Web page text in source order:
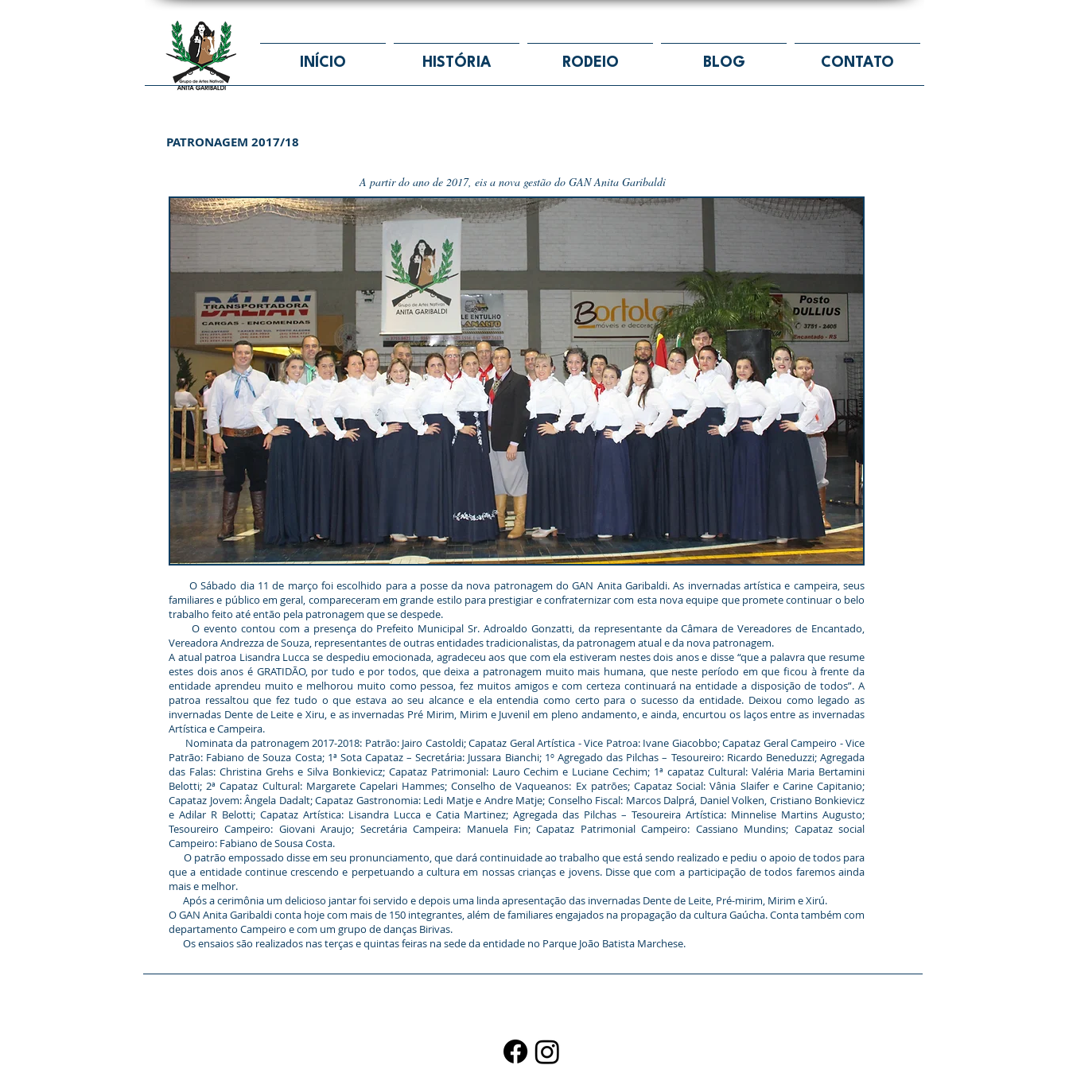
INÍCIO HISTÓRIA RODEIO BLOG CONTATO
PATRONAGEM 2017/18
A partir do ano de 2017, eis a nova gestão do GAN Anita Garibaldi
O Sábado dia 11 de março foi escolhido para a posse da nova patronagem do GAN Anita Garibaldi. As invernadas artística e campeira, seus
familiares e público em geral, compareceram em grande estilo para prestigiar e confraternizar com esta nova equipe que promete continuar o belo
trabalho feito até então pela patronagem que se despede.
O evento contou com a presença do Prefeito Municipal Sr. Adroaldo Gonzatti, da representante da Câmara de Vereadores de Encantado,
Vereadora Andrezza de Souza, representantes de outras entidades tradicionalistas, da patronagem atual e da nova patronagem.
A atual patroa Lisandra Lucca se despediu emocionada, agradeceu aos que com ela estiveram nestes dois anos e disse “que a palavra que resume
estes dois anos é GRATIDÃO, por tudo e por todos, que deixa a patronagem muito mais humana, que neste período em que ficou à frente da
entidade aprendeu muito e melhorou muito como pessoa, fez muitos amigos e com certeza continuará na entidade a disposição de todos”. A
patroa ressaltou que fez tudo o que estava ao seu alcance e ela entendia como certo para o sucesso da entidade. Deixou como legado as
invernadas Dente de Leite e Xiru, e as invernadas Pré Mirim, Mirim e Juvenil em pleno andamento, e ainda, encurtou os laços entre as invernadas
Artística e Campeira.
Nominata da patronagem 2017-2018: Patrão: Jairo Castoldi; Capataz Geral Artística - Vice Patroa: Ivane Giacobbo; Capataz Geral Campeiro - Vice
Patrão: Fabiano de Souza Costa; 1ª Sota Capataz – Secretária: Jussara Bianchi; 1º Agregado das Pilchas – Tesoureiro: Ricardo Beneduzzi; Agregada
das Falas: Christina Grehs e Silva Bonkievicz; Capataz Patrimonial: Lauro Cechim e Luciane Cechim; 1ª capataz Cultural: Valéria Maria Bertamini
Belotti; 2ª Capataz Cultural: Margarete Capelari Hammes; Conselho de Vaqueanos: Ex patrões; Capataz Social: Vânia Slaifer e Carine Capitanio;
Capataz Jovem: Ângela Dadalt; Capataz Gastronomia: Ledi Matje e Andre Matje; Conselho Fiscal: Marcos Dalprá, Daniel Volken, Cristiano Bonkievicz
e Adilar R Belotti; Capataz Artística: Lisandra Lucca e Catia Martinez; Agregada das Pilchas – Tesoureira Artística: Minnelise Martins Augusto;
Tesoureiro Campeiro: Giovani Araujo; Secretária Campeira: Manuela Fin; Capataz Patrimonial Campeiro: Cassiano Mundins; Capataz social
Campeiro: Fabiano de Sousa Costa.
O patrão empossado disse em seu pronunciamento, que dará continuidade ao trabalho que está sendo realizado e pediu o apoio de todos para
que a entidade continue crescendo e perpetuando a cultura em nossas crianças e jovens. Disse que com a participação de todos faremos ainda
mais e melhor.
Após a cerimônia um delicioso jantar foi servido e depois uma linda apresentação das invernadas Dente de Leite, Pré-mirim, Mirim e Xirú.
O GAN Anita Garibaldi conta hoje com mais de 150 integrantes, além de familiares engajados na propagação da cultura Gaúcha. Conta também com
departamento Campeiro e com um grupo de danças Birivas.
Os ensaios são realizados nas terças e quintas feiras na sede da entidade no Parque João Batista Marchese.